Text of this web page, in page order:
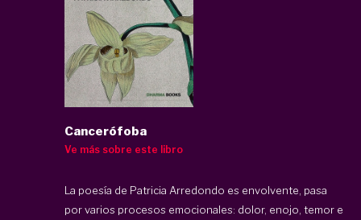
Cancerófoba
Ve más sobre este libro
La poesía de Patricia Arredondo es envolvente, pasa
por varios procesos emocionales: dolor, enojo, temor e